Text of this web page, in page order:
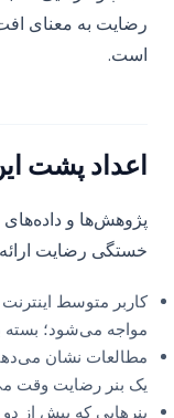
رضایت به معنای
است.
اعداد پشت
پژوهش‌ها و
خستگی رضایت
کاربر متوسط اینترنت
مواجه می‌شود؛ بسته
مطالعات نشان
یک بنر رضایت وقت
بنرهایی که بیش از